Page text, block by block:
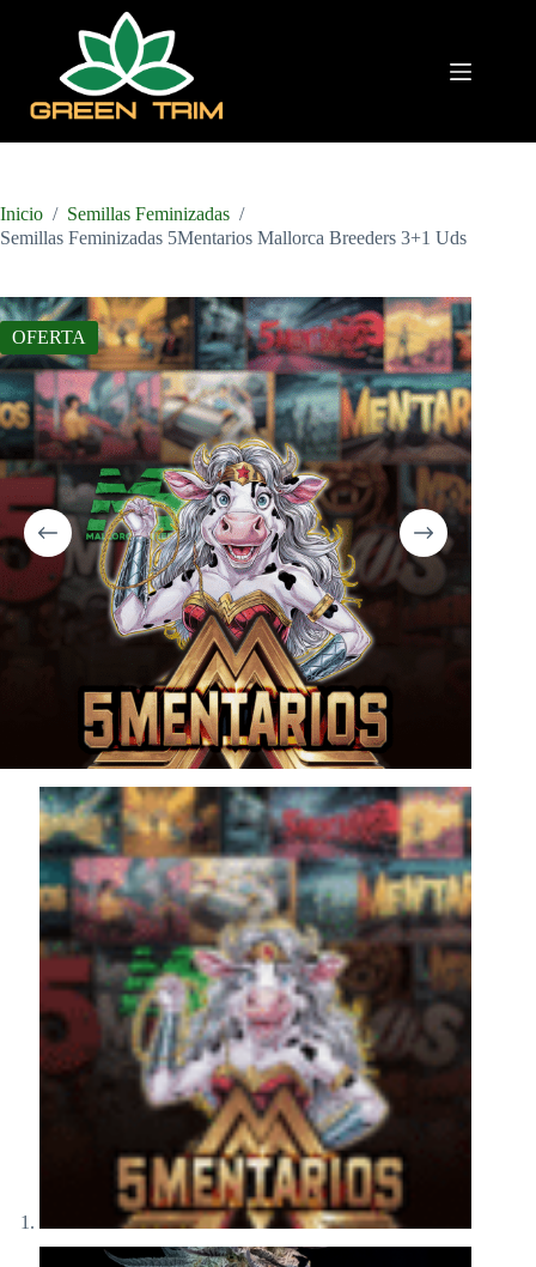
Inicio / Semillas Feminizadas /
Semillas Feminizadas 5Mentarios Mallorca Breeders 3+1 Uds
OFERTA